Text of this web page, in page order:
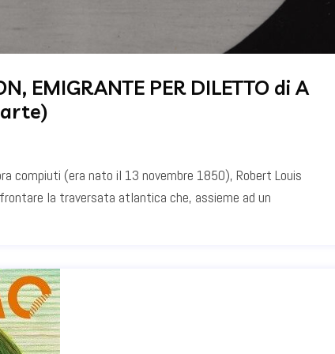
EMIGRANTE PER DILETTO di A
compiuti (era nato il 13 novembre 1850), Robert Louis
la traversata atlantica che, assieme ad un